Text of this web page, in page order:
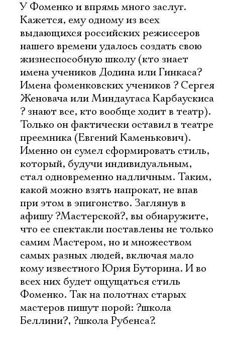
У Фоменко и впрямь много заслуг.
Кажется, ему одному из всех
выдающихся российских режиссеров
нашего времени удалось создать свою
жизнеспособную школу (кто знает
имена учеников Додина или Гинкаса?
Имена фоменковских учеников ? Сергея
Женовача или Миндаугаса Карбаускиса
? знают все, кто вообще ходит в театр).
Только он фактически оставил в театре
преемника (Евгений Каменькович).
Именно он сумел сформировать стиль,
который, будучи индивидуальным,
стал одновременно надличным. Таким,
какой можно взять напрокат, не впав
при этом в эпигонство. Заглянув в
афишу ?Мастерской?, вы обнаружите,
что ее спектакли поставлены не только
самим Мастером, но и множеством
самых разных людей, включая мало
кому известного Юрия Буторина. И во
всех них будет ощущаться стиль
Фоменко. Так на полотнах старых
мастеров пишут порой: ?школа
Беллини?, ?школа Рубенса?.